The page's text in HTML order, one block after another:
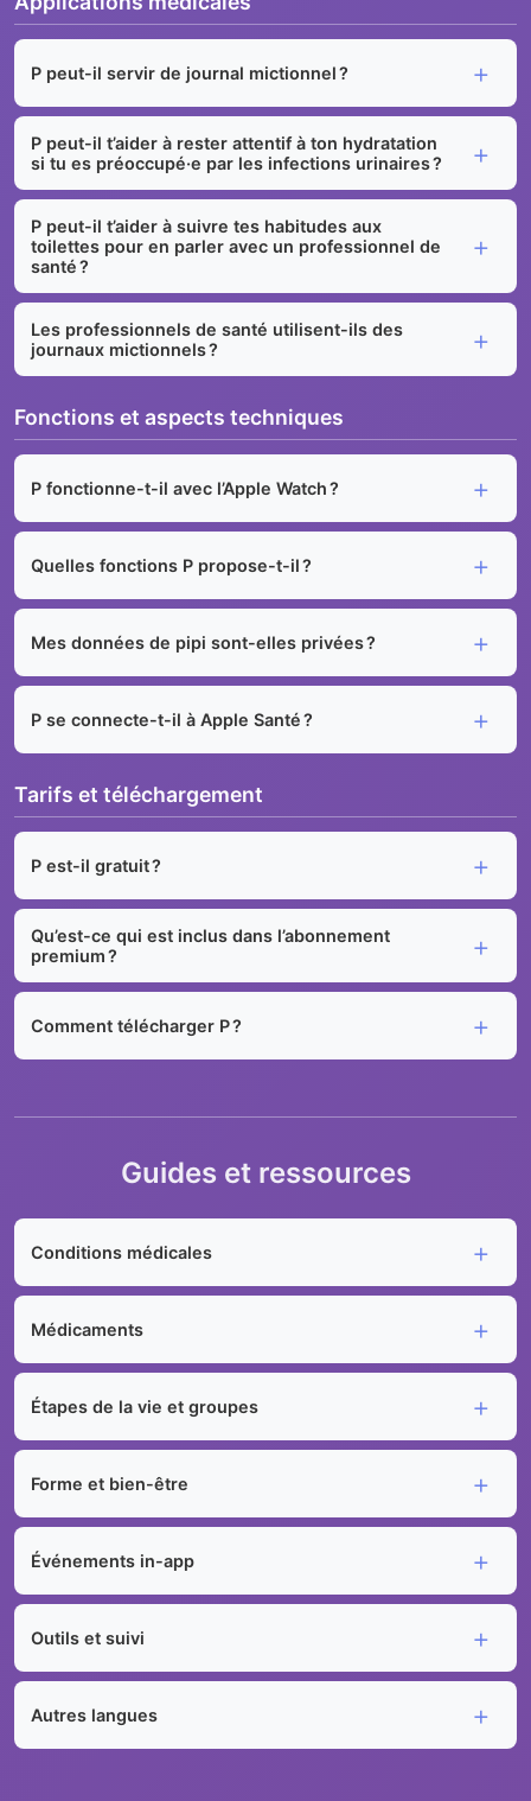
P peut-il servir de journal mictionnel ?
P peut-il t’aider à rester attentif à ton hydratation
si tu es préoccupé·e par les infections urinaires ?
P peut-il t’aider à suivre tes habitudes aux
toilettes pour en parler avec un professionnel de
santé ?
Les professionnels de santé utilisent-ils des
journaux mictionnels ?
Fonctions et aspects techniques
P fonctionne-t-il avec l’Apple Watch ?
Quelles fonctions P propose-t-il ?
Mes données de pipi sont-elles privées ?
P se connecte-t-il à Apple Santé ?
Tarifs et téléchargement
P est-il gratuit ?
Qu’est-ce qui est inclus dans l’abonnement
premium ?
Comment télécharger P ?
Guides et ressources
Conditions médicales
Médicaments
Étapes de la vie et groupes
Forme et bien-être
Événements in-app
Outils et suivi
Autres langues